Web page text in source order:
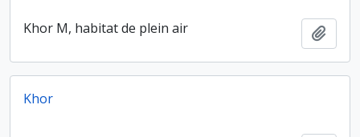
Khor M, habitat de plein air
Khor